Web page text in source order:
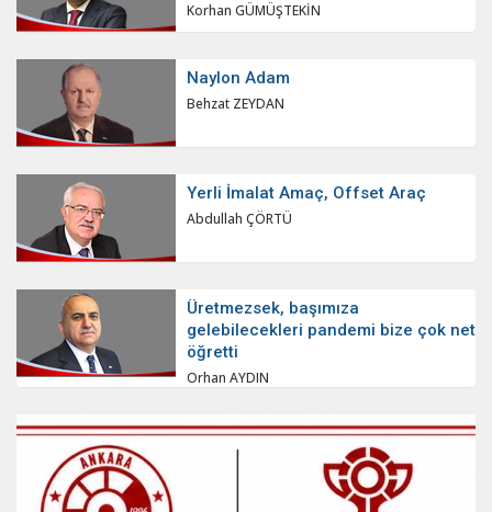
Korhan GÜMÜŞTEKİN
Naylon Adam
Behzat ZEYDAN
Yerli İmalat Amaç, Offset Araç
Abdullah ÇÖRTÜ
Üretmezsek, başımıza
gelebilecekleri pandemi bize çok net
öğretti
Orhan AYDIN